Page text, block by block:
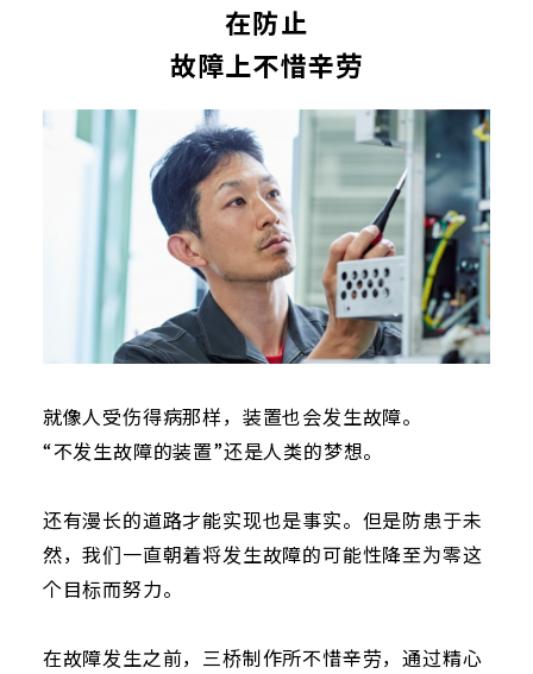
在防止
故障上不惜辛劳
就像人受伤得病那样，装置也会发生故障。
“不发生故障的装置”还是人类的梦想。
还有漫长的道路才能实现也是事实。但是防患于未
然，我们一直朝着将发生故障的可能性降至为零这
个目标而努力。
在故障发生之前，三桥制作所不惜辛劳，通过精心